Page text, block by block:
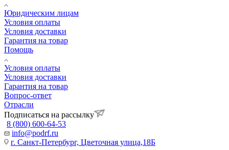
Юридическим лицам
Условия оплаты
Условия доставки
Гарантия на товар
Помощь
Условия оплаты
Условия доставки
Гарантия на товар
Вопрос-ответ
Отрасли
Подписаться на рассылку
8 (800) 600-64-53
info@podrf.ru
г. Санкт-Петербург, Цветочная улица,18Б